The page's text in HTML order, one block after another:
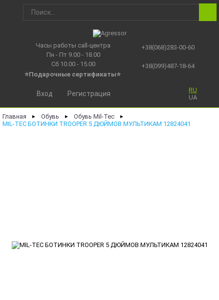
Часы работы call-центра
Пн - Пт 9.00 - 18.00
Сб 10.00 - 15.00
⭐Подарочные сертификаты⭐
+38(068)283-00-60
+38(099)487-18-64
RU
UA
Вход Регистрация
Главная ► Обувь ► Обувь Mil-Tec ►
MIL-TEC БОТИНКИ TROOPER 5 ДЮЙМОВ МУЛЬТИКАМ 12824041